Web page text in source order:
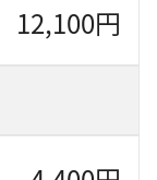
12,100円